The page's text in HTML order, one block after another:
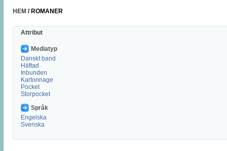
HEM / ROMANER
Attribut
Mediatyp
Danskt band
Häftad
Inbunden
Kartonnage
Pocket
Storpocket
Språk
Engelska
Svenska